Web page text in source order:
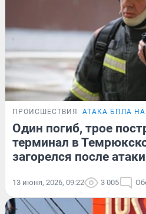
ПРОИСШЕСТВИЯ АТАКА БПЛА
Один погиб, трое
терминал в
загорелся после
13 июня, 2026, 09:22 3 005